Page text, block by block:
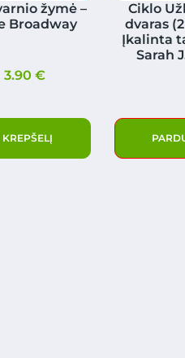
žymė –
Broadway
3.90 €
KREPŠELĮ
Ciklo
dvaras
Įkalinta
Sarah